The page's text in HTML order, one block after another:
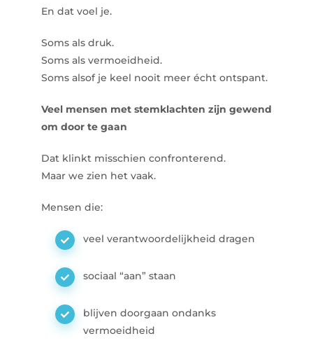
En dat voel je.
Soms als druk.
Soms als vermoeidheid.
Soms alsof je keel nooit meer écht ontspant.
Veel mensen met stemklachten zijn gewend
om door te gaan
Dat klinkt misschien confronterend.
Maar we zien het vaak.
Mensen die:
veel verantwoordelijkheid dragen
sociaal “aan” staan
blijven doorgaan ondanks
vermoeidheid